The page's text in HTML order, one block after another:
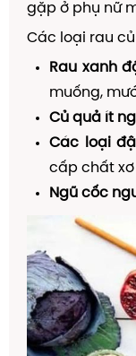
gặp ở phụ nữ
Các loại rau
Rau xanh
muống,
Củ quả ít
Các loại
cấp chất
Ngũ cốc